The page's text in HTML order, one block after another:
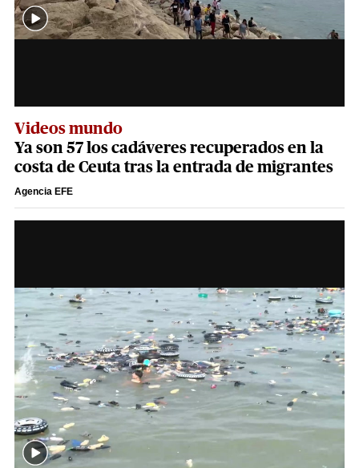
Videos mundo
Ya son 57 los cadáveres recuperados en la
costa de Ceuta tras la entrada de migrantes
Agencia EFE